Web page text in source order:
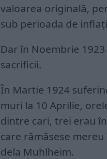
valoarea originală,
sub perioada de
Dar în Noembrie
sacrificii.
În Martie 1924
muri la 10 Aprilie,
dintre cari, trei erau
care rămăsese
dela Muhlheim.